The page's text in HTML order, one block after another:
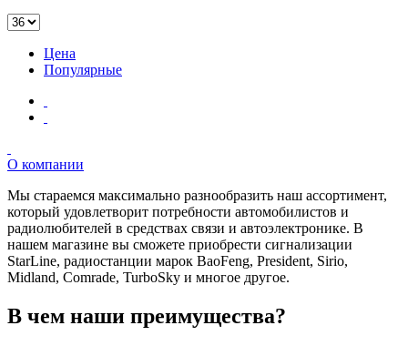
Цена
Популярные
О компании
Мы стараемся максимально разнообразить наш ассортимент,
который удовлетворит потребности автомобилистов и
радиолюбителей в средствах связи и автоэлектронике. В
нашем магазине вы сможете приобрести сигнализации
StarLine, радиостанции марок BaoFeng, President, Sirio,
Midland, Comrade, TurboSky и многое другое.
В чем наши преимущества?